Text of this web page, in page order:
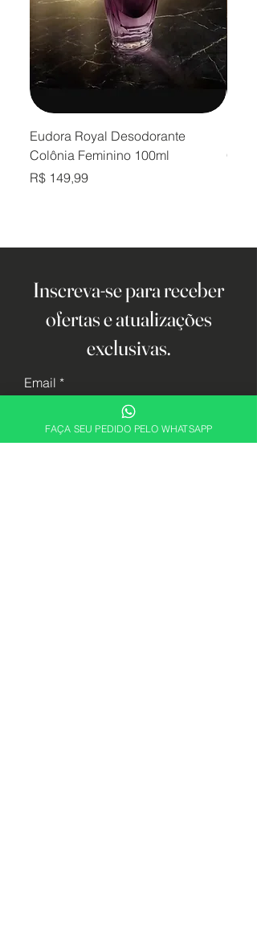
Eudora Royal Desodorante
Colônia Feminino 100ml
Preço
R$ 149,99
Inscreva-se para receber
ofertas e atualizações
exclusivas.
Email
Cadastrar
FAÇA SEU PEDIDO PELO WHATSAPP